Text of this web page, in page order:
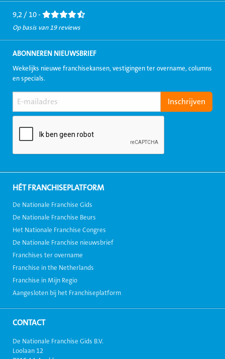
9,2 / 10 -
Op basis van 19 reviews
ABONNEREN NIEUWSBRIEF
Wekelijks nieuwe franchisekansen, vestigingen ter overname, columns
en specials.
HÉT FRANCHISEPLATFORM
De Nationale Franchise Gids
De Nationale Franchise Beurs
Het Nationale Franchise Congres
De Nationale Franchise nieuwsbrief
Franchises ter overname
Franchise in the Netherlands
Franchise in Mijn Regio
Aangesloten bij het Franchiseplatform
CONTACT
De Nationale Franchise Gids B.V.
Loolaan 12